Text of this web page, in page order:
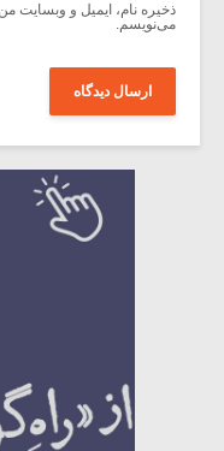
ذخیره نام، ایمیل و وبسایت
می‌نویسم.